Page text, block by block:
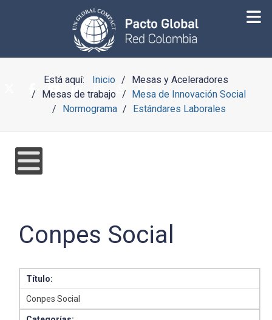
Está aquí: Inicio
Mesas y Aceleradores
Mesas de trabajo
Mesa de Innovación Social
Normograma
Estándares Laborales
Conpes Social
Título:
Conpes Social